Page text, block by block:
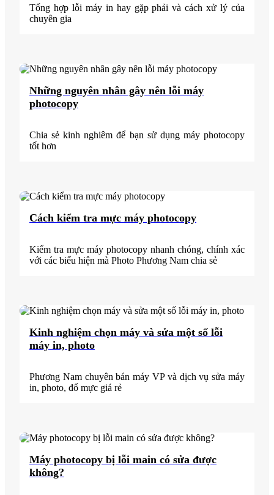
Tổng hợp lỗi máy in hay gặp phải và cách xử lý của
chuyên gia
Những nguyên nhân gây nên lỗi máy
photocopy
Chia sẻ kinh nghiêm để bạn sử dụng máy photocopy
tốt hơn
Cách kiểm tra mực máy photocopy
Kiểm tra mực máy photocopy nhanh chóng, chính xác
với các biểu hiện mà Photo Phương Nam chia sẻ
Kinh nghiệm chọn máy và sửa một số lỗi
máy in, photo
Phương Nam chuyên bán máy VP và dịch vụ sửa máy
in, photo, đổ mực giá rẻ
Máy photocopy bị lỗi main có sửa được
không?